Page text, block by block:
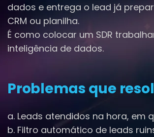
dados e entrega o lead já
CRM ou planilha.
É como colocar um SDR
inteligência de dados.
Problemas que
a. Leads atendidos na hora, em
b. Filtro automático de leads